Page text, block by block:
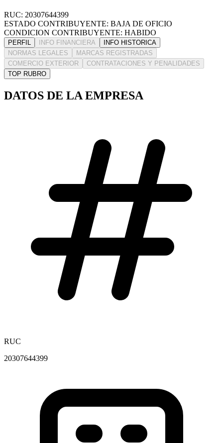
RUC: 20307644399
ESTADO CONTRIBUYENTE: BAJA DE OFICIO
CONDICION CONTRIBUYENTE: HABIDO
PERFIL INFO FINANCIERA
INFO HISTORICA
NORMAS LEGALES
MARCAS REGISTRADAS
COMERCIO EXTERIOR
CONTRATACIONES Y PENALIDADES
TOP RUBRO
DATOS DE LA EMPRESA
RUC
20307644399